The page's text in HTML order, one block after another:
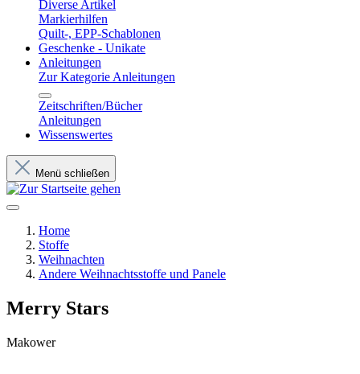
Diverse Artikel
Markierhilfen
Quilt-, EPP-Schablonen
Geschenke - Unikate
Anleitungen
Zur Kategorie Anleitungen
Zeitschriften/Bücher
Anleitungen
Wissenswertes
Menü schließen
Home
Stoffe
Weihnachten
Andere Weihnachtsstoffe und Panele
Merry Stars
Makower